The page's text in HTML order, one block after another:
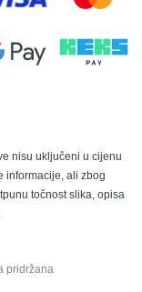
nisu uključeni u cijenu
informacije, ali zbog
točnost slika, opisa
pridržana